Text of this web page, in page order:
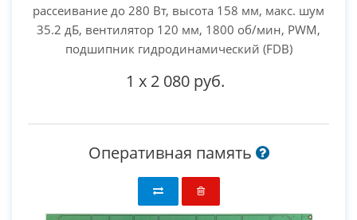
рассеивание до 280 Вт, высота 158 мм, макс. шум
35.2 дБ, вентилятор 120 мм, 1800 об/мин, PWM,
подшипник гидродинамический (FDB)
1 x 2 080 руб.
Оперативная память